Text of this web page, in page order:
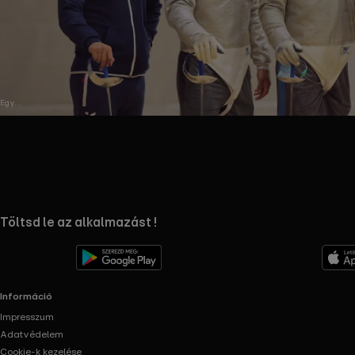
Egy
Mindenkiért
RTL+ useful links.
Töltsd le az alkalmazást !
Információ
Impresszum
Adatvédelem
Cookie-k kezelése